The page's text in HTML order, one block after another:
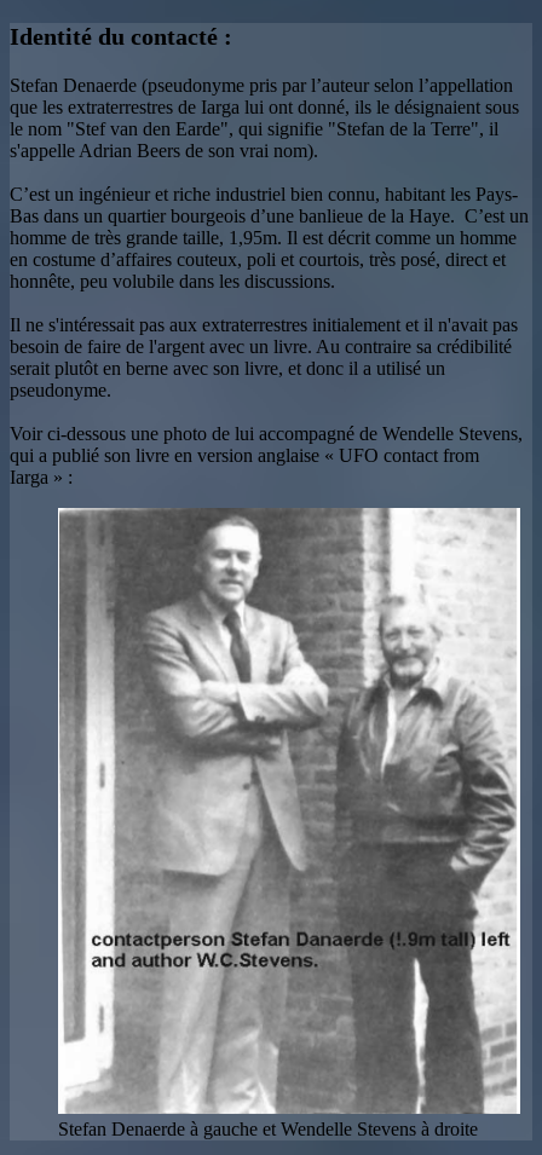
Identité du contacté :
Stefan Denaerde (pseudonyme pris par l’auteur selon l’appellation
que les extraterrestres de Iarga lui ont donné, ils le désignaient sous
le nom "Stef van den Earde", qui signifie "Stefan de la Terre", il
s'appelle Adrian Beers de son vrai nom).
C’est un ingénieur et riche industriel bien connu, habitant les Pays-
Bas dans un quartier bourgeois d’une banlieue de la Haye. C’est un
homme de très grande taille, 1,95m. Il est décrit comme un homme
en costume d’affaires couteux, poli et courtois, très posé, direct et
honnête, peu volubile dans les discussions.
Il ne s'intéressait pas aux extraterrestres initialement et il n'avait pas
besoin de faire de l'argent avec un livre. Au contraire sa crédibilité
serait plutôt en berne avec son livre, et donc il a utilisé un
pseudonyme.
Voir ci-dessous une photo de lui accompagné de Wendelle Stevens,
qui a publié son livre en version anglaise « UFO contact from
Iarga » :
Stefan Denaerde à gauche et Wendelle Stevens à droite